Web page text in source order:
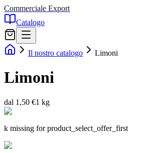
Commerciale Export
Catalogo
Il nostro catalogo Limoni
Limoni
dal 1,50 €1 kg
k missing for product_select_offer_first